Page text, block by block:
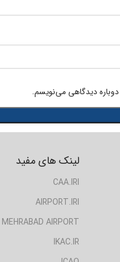
دیدگاهی می‌نویسم.
لینک های مفید
CAA.IRI
AIRPORT.IRI
MEHRABAD AIRPORT
IKAC.IR